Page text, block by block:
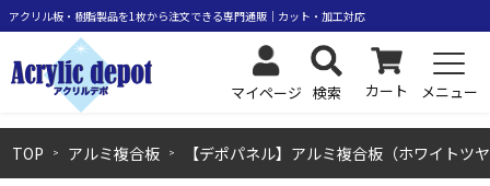
マイページ 検索 カート メニュー
TOP アルミ複合板 【デポパネル】アルミ複合板（ホワイト